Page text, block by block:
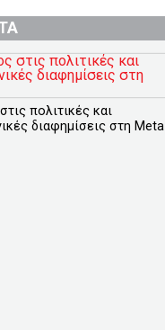
πολιτικές και
διαφημίσεις στη Meta